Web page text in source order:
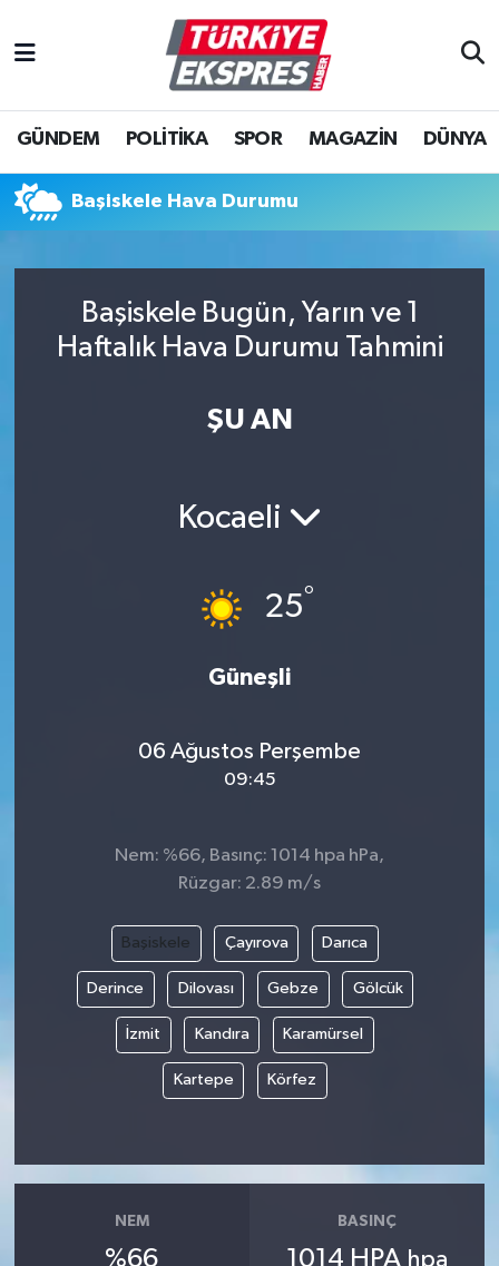
GÜNDEM POLİTİKA SPOR MAGAZİN DÜNYA
Başiskele Hava Durumu
Başiskele Bugün, Yarın ve 1
Haftalık Hava Durumu Tahmini
ŞU AN
Kocaeli
25°
Güneşli
06 Ağustos Perşembe
09:45
Nem: %66, Basınç: 1014 hpa hPa,
Rüzgar: 2.89 m/s
Başiskele Çayırova Darıca
Derince Dilovası Gebze Gölcük
İzmit Kandıra Karamürsel
Kartepe Körfez
NEM
%66
BASINÇ
1014 HPA hpa
İstanbul Nöbetçi Eczaneler
İstanbul Hava Durumu
İstanbul Namaz Vakitleri
Süper Lig Puan Durumu ve Fikstür
Son Dakika Haberleri